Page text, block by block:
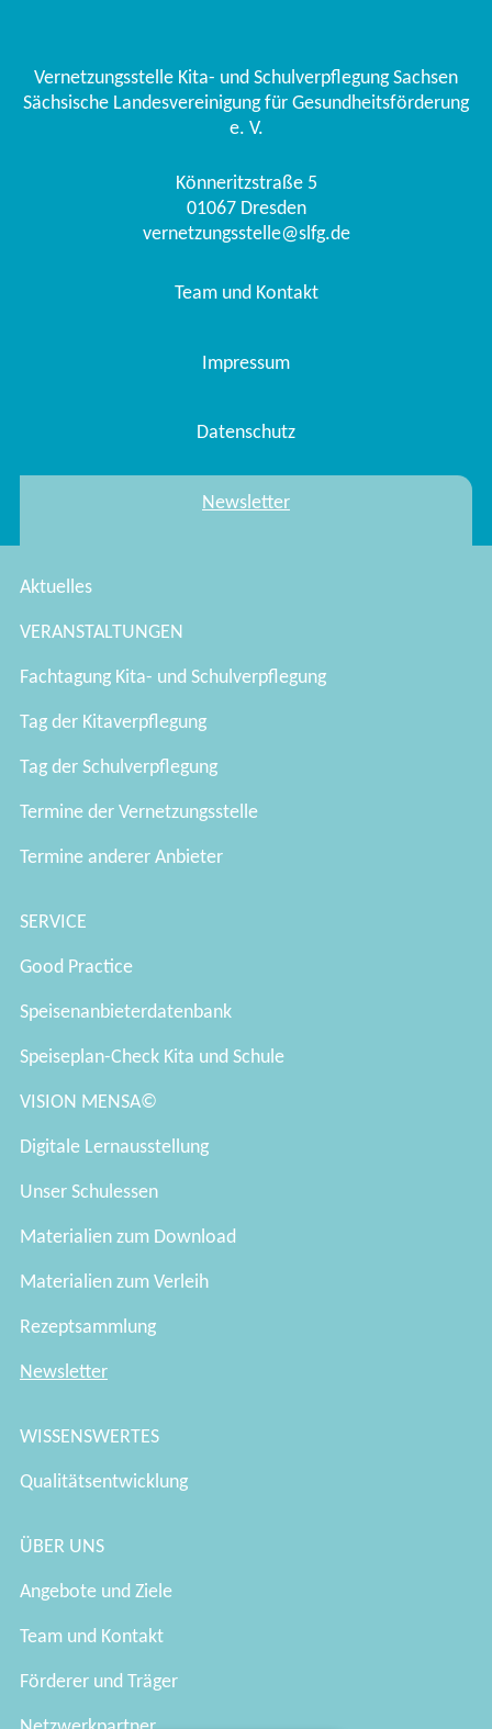
Vernetzungsstelle Kita- und Schulverpflegung Sachsen
Sächsische Landesvereinigung für Gesundheitsförderung
e. V.
Könneritzstraße 5
01067 Dresden
vernetzungsstelle@slfg.de
Team und Kontakt
Impressum
Datenschutz
Newsletter
Aktuelles
VERANSTALTUNGEN
Fachtagung Kita- und Schulverpflegung
Tag der Kitaverpflegung
Tag der Schulverpflegung
Termine der Vernetzungsstelle
Termine anderer Anbieter
SERVICE
Good Practice
Speisenanbieterdatenbank
Speiseplan-Check Kita und Schule
VISION MENSA©
Digitale Lernausstellung
Unser Schulessen
Materialien zum Download
Materialien zum Verleih
Rezeptsammlung
Newsletter
WISSENSWERTES
Qualitätsentwicklung
ÜBER UNS
Angebote und Ziele
Team und Kontakt
Förderer und Träger